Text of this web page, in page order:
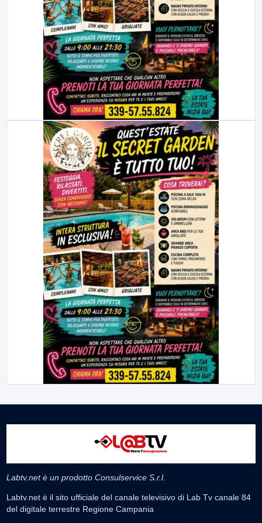
Labtv.net è un prodotto Consulservice S.r.l.
Labtv.net è il sito ufficiale del canale televisivo di Lab Tv canale 84
del digitale terrestre Regione Campania